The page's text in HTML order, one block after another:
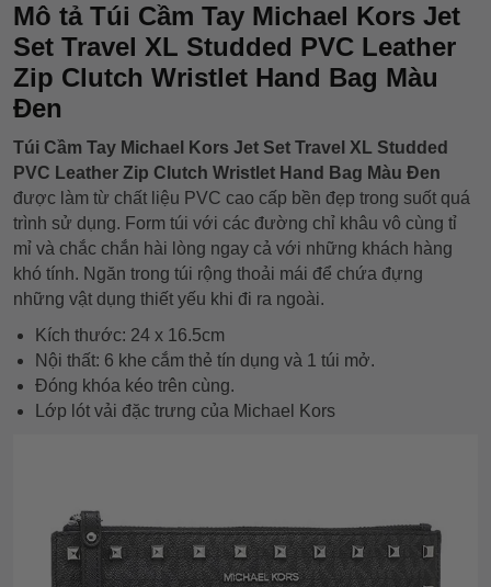
Mô tả Túi Cầm Tay Michael Kors Jet
Set Travel XL Studded PVC Leather
Zip Clutch Wristlet Hand Bag Màu
Đen
Túi Cầm Tay Michael Kors Jet Set Travel XL Studded
PVC Leather Zip Clutch Wristlet Hand Bag Màu Đen
được làm từ chất liệu PVC cao cấp bền đẹp trong suốt quá
trình sử dụng. Form túi với các đường chỉ khâu vô cùng tỉ
mỉ và chắc chắn hài lòng ngay cả với những khách hàng
khó tính. Ngăn trong túi rộng thoải mái để chứa đựng
những vật dụng thiết yếu khi đi ra ngoài.
Kích thước: 24 x 16.5cm
Nội thất: 6 khe cắm thẻ tín dụng và 1 túi mở.
Đóng khóa kéo trên cùng.
Lớp lót vải đặc trưng của Michael Kors